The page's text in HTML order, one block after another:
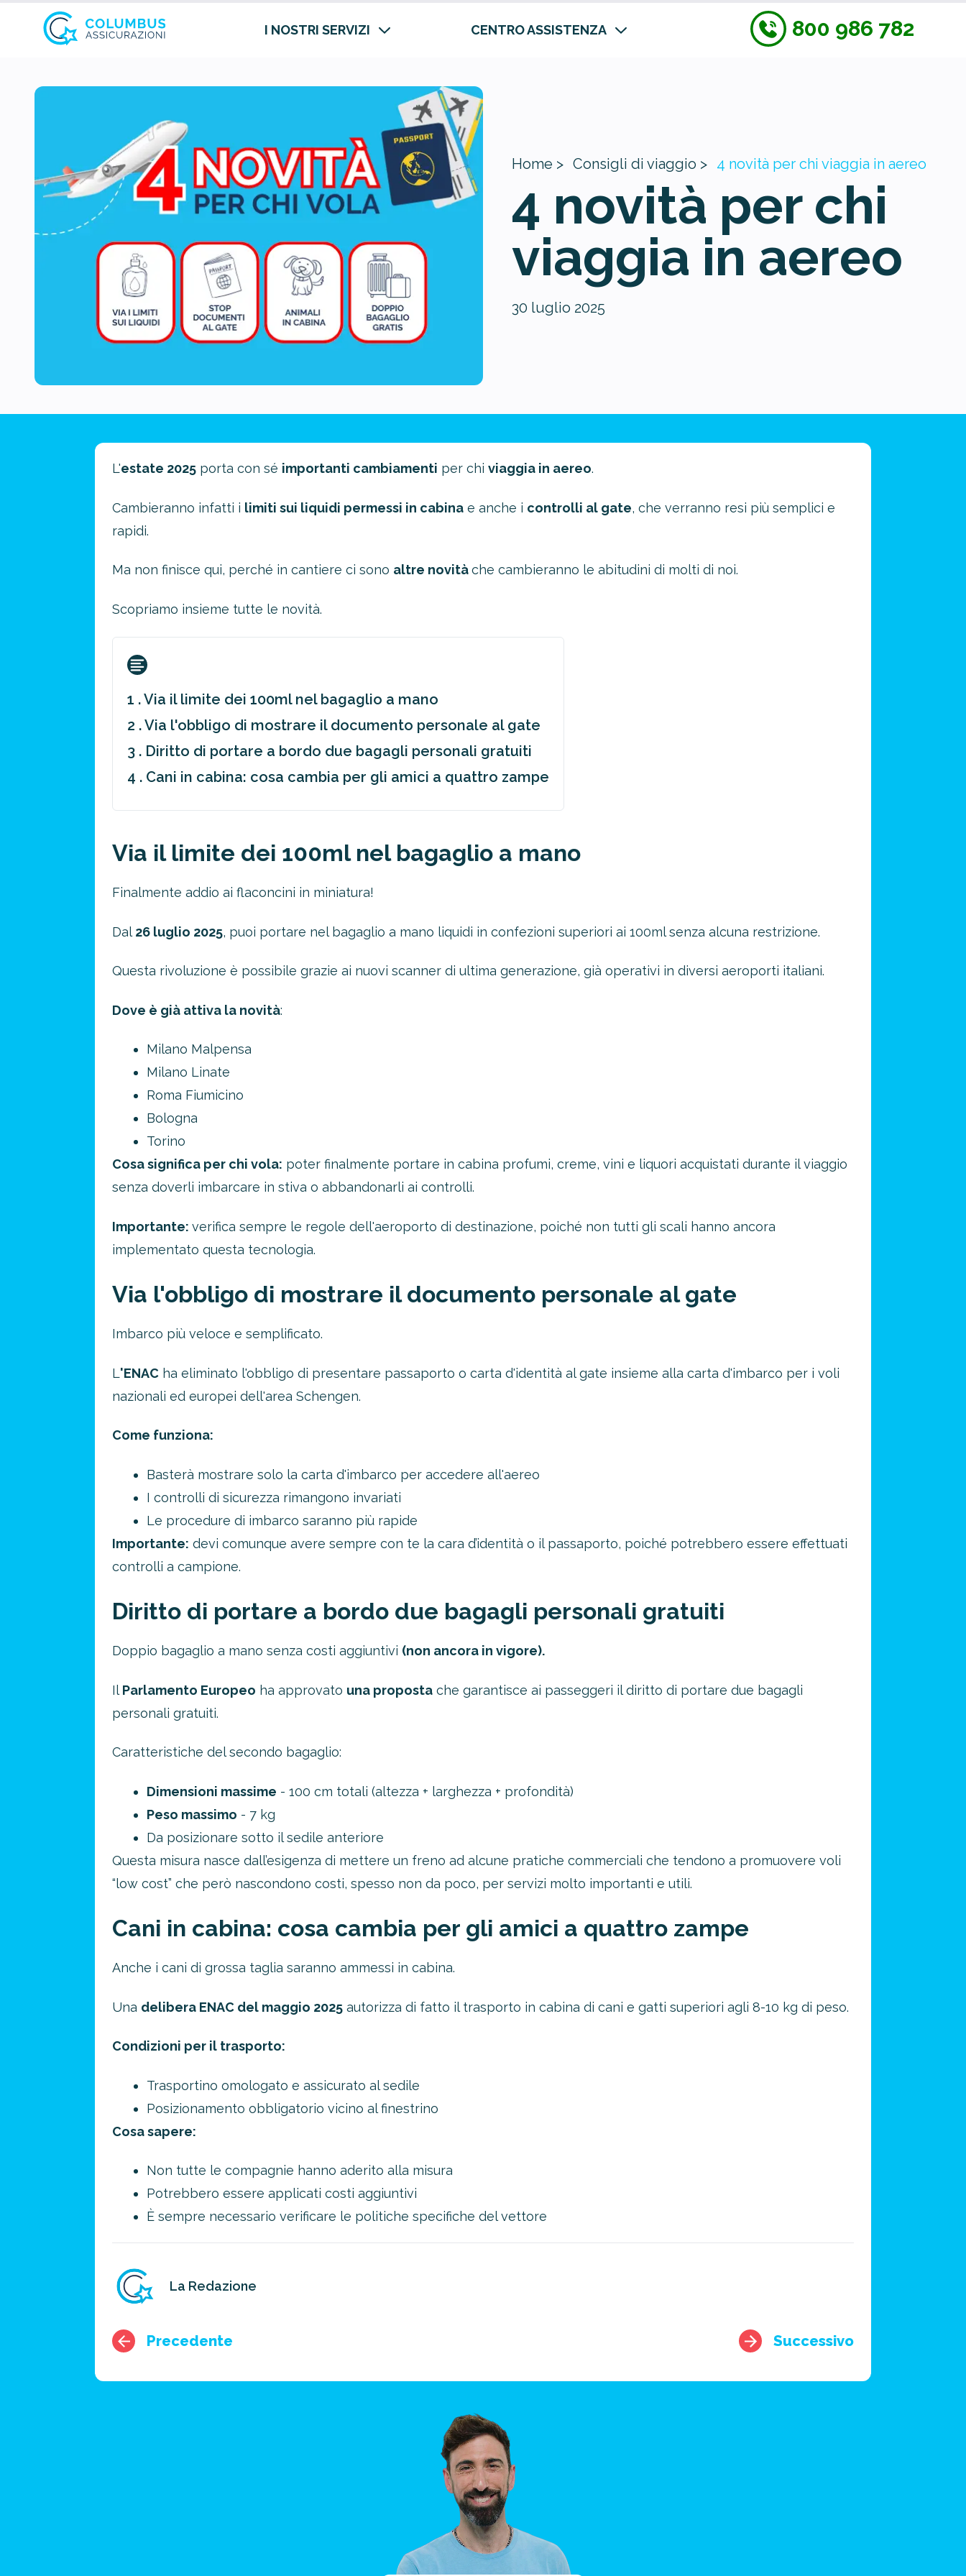
I NOSTRI SERVIZI CENTRO ASSISTENZA 800 986 782
Home > Consigli di viaggio > 4 novità per chi viaggia in aereo
4 novità per chi
viaggia in aereo
30 luglio 2025
L'estate 2025 porta con sé importanti cambiamenti per chi viaggia in aereo.
Cambieranno infatti i limiti sui liquidi permessi in cabina e anche i controlli al gate, che verranno resi più semplici e
rapidi.
Ma non finisce qui, perché in cantiere ci sono altre novitàche cambieranno le abitudini di molti di noi.
Scopriamo insieme tutte le novità.
1 . Via il limite dei 100ml nel bagaglio a mano
2 . Via l'obbligo di mostrare il documento personale al gate
3 . Diritto di portare a bordo due bagagli personali gratuiti
4 . Cani in cabina: cosa cambia per gli amici a quattro zampe
Via il limite dei 100ml nel bagaglio a mano
Finalmente addio ai flaconcini in miniatura!
Dal 26 luglio 2025, puoi portare nel bagaglio a mano liquidi in confezioni superiori ai 100ml senza alcuna restrizione.
Questa rivoluzione è possibile grazie ai nuovi scanner di ultima generazione, già operativi in diversi aeroporti italiani.
Dove è già attiva la novità:
Milano Malpensa
Milano Linate
Roma Fiumicino
Bologna
Torino
Cosa significa per chi vola: poter finalmente portare in cabina profumi, creme, vini e liquori acquistati durante il viaggio
senza doverli imbarcare in stiva o abbandonarli ai controlli.
Importante: verifica sempre le regole dell'aeroporto di destinazione, poiché non tutti gli scali hanno ancora
implementato questa tecnologia.
Via l'obbligo di mostrare il documento personale al gate
Imbarco più veloce e semplificato.
L'ENAC ha eliminato l'obbligo di presentare passaporto o carta d'identità al gate insieme alla carta d'imbarco per i voli
nazionali ed europei dell'area Schengen.
Come funziona:
Basterà mostrare solo la carta d'imbarco per accedere all'aereo
I controlli di sicurezza rimangono invariati
Le procedure di imbarco saranno più rapide
Importante: devi comunque avere sempre con te la cara d’identità o il passaporto, poiché potrebbero essere effettuati
controlli a campione.
Diritto di portare a bordo due bagagli personali gratuiti
Doppio bagaglio a mano senza costi aggiuntivi (non ancora in vigore).
Il Parlamento Europeo ha approvato una proposta che garantisce ai passeggeri il diritto di portare due bagagli
personali gratuiti.
Caratteristiche del secondo bagaglio:
Dimensioni massime - 100 cm totali (altezza + larghezza + profondità)
Peso massimo - 7 kg
Da posizionare sotto il sedile anteriore
Questa misura nasce dall’esigenza di mettere un freno ad alcune pratiche commerciali che tendono a promuovere voli
“low cost” che però nascondono costi, spesso non da poco, per servizi molto importanti e utili.
Cani in cabina: cosa cambia per gli amici a quattro zampe
Anche i cani di grossa taglia saranno ammessi in cabina.
Una delibera ENAC del maggio 2025 autorizza di fatto il trasporto in cabina di cani e gatti superiori agli 8-10 kg di peso.
Condizioni per il trasporto:
Trasportino omologato e assicurato al sedile
Posizionamento obbligatorio vicino al finestrino
Cosa sapere:
Non tutte le compagnie hanno aderito alla misura
Potrebbero essere applicati costi aggiuntivi
È sempre necessario verificare le politiche specifiche del vettore
La Redazione
Precedente Successivo
Risparmia oltre il 21%!
approfitta del nostro 4-2-1
4 promozioni, 2 omaggi e 1 Novità!